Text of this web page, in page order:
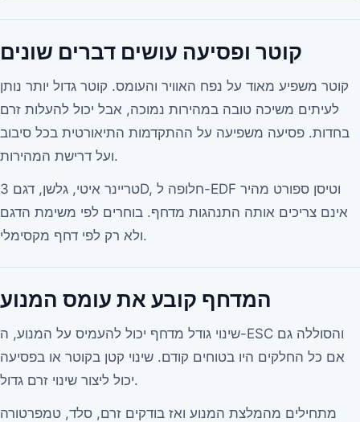
קוטר ופסיעה עושים דברים שונים
קוטר משפיע מאוד על נפח האוויר והעומס. קוטר גדול יותר נותן
לעיתים משיכה טובה במהירות נמוכה, אבל יכול להעלות זרם
בחדות. פסיעה משפיעה על ההתקדמות התיאורטית בכל סיבוב
ועל דרישת המהירות.
טריינר איטי, גלשן, דגם 3D, חלופה ל-EDF וטיסן ספורט מהיר
אינם צריכים אותה התנהגות מדחף. בוחרים לפי משימת הדגם
ולא רק לפי דחף מקסימלי.
המדחף קובע את עומס המנוע
שינוי גודל מדחף יכול להעמיס על המנוע, ה-ESC והסוללה גם
אם כל החלקים היו בטוחים קודם. שינוי קטן בקוטר או בפסיעה
יכול ליצור שינוי זרם גדול.
מתחילים מהמלצת המנוע ואז בודקים זרם, סלד, טמפרטורה